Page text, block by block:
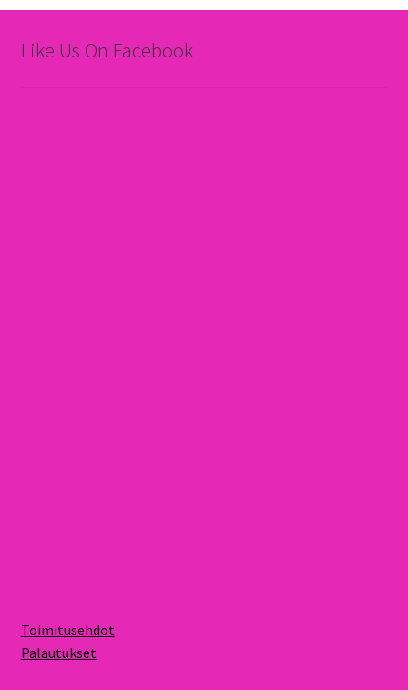
Like Us On Facebook
Toimitusehdot
Palautukset